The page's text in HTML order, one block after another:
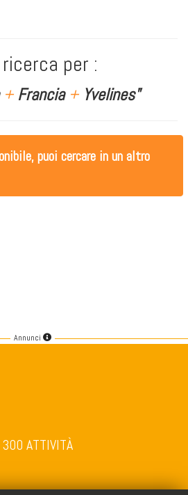
per :
+Francia +Yvelines"
puoi cercare in un altro
Annunci
ATTIVITÀ